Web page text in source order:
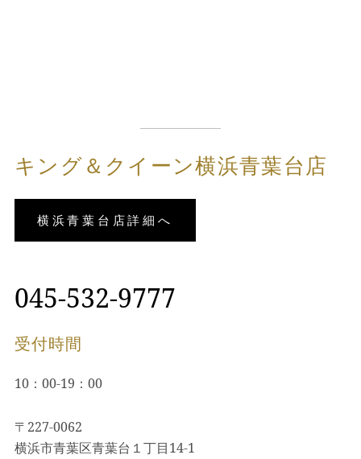
キング＆クイーン横浜青葉台店
横浜青葉台店詳細へ
045-532-9777
受付時間
10：00-19：00
〒227-0062
横浜市青葉区青葉台１丁目14-1